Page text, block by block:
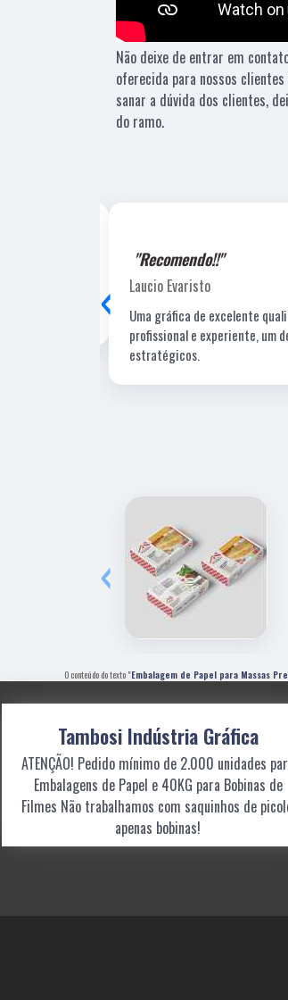
Não deixe de entrar em
oferecida para nossos
sanar a dúvida dos clientes,
do ramo.
"Recomendo!!"
Laucio Evaristo
Uma gráfica de excelente
profissional e experiente, um
estratégicos.
‹
‹
O conteúdo do texto "Embalagem de Papel para Massas
Tambosi Indústria Gráfica
ATENÇÃO! Pedido mínimo de 2.000 unidades
Embalagens de Papel e 40KG para Bobinas de
Filmes Não trabalhamos com saquinhos de
apenas bobinas!